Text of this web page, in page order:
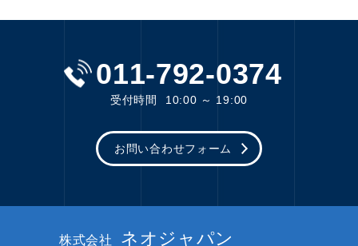
011-792-0374
受付時間 10:00 ～ 19:00
お問い合わせフォーム
株式会社 ネオジャパン